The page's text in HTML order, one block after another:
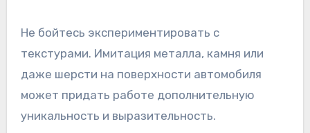
Не бойтесь экспериментировать с
текстурами. Имитация металла, камня или
даже шерсти на поверхности автомобиля
может придать работе дополнительную
уникальность и выразительность.